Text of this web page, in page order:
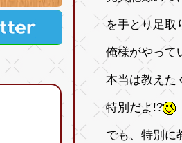
を手とり足取
俺様がやって
本当は教えた
特別だよ!?
でも、特別に